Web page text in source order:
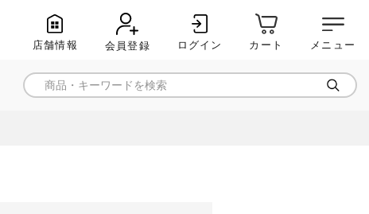
店舗情報 会員登録 ログイン カート メニュー